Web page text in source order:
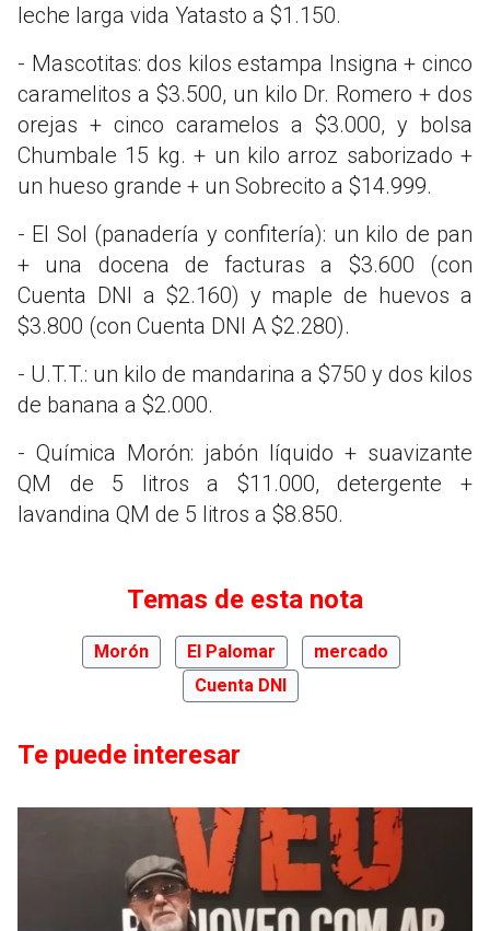
leche larga vida Yatasto a $1.150.
- Mascotitas: dos kilos estampa Insigna + cinco
caramelitos a $3.500, un kilo Dr. Romero + dos
orejas + cinco caramelos a $3.000, y bolsa
Chumbale 15 kg. + un kilo arroz saborizado +
un hueso grande + un Sobrecito a $14.999.
- El Sol (panadería y confitería): un kilo de pan
+ una docena de facturas a $3.600 (con
Cuenta DNI a $2.160) y maple de huevos a
$3.800 (con Cuenta DNI A $2.280).
- U.T.T.: un kilo de mandarina a $750 y dos kilos
de banana a $2.000.
- Química Morón: jabón líquido + suavizante
QM de 5 litros a $11.000, detergente +
lavandina QM de 5 litros a $8.850.
Temas de esta nota
Morón El Palomar
mercado
Cuenta DNI
Te puede interesar